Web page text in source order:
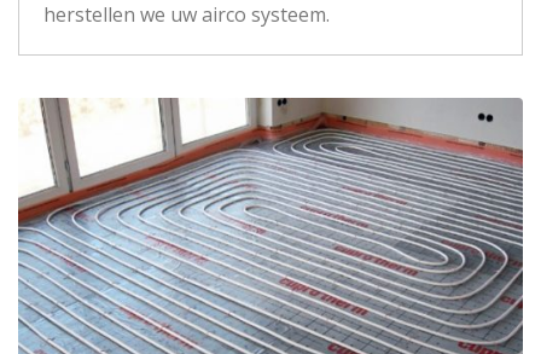
herstellen we uw airco systeem.